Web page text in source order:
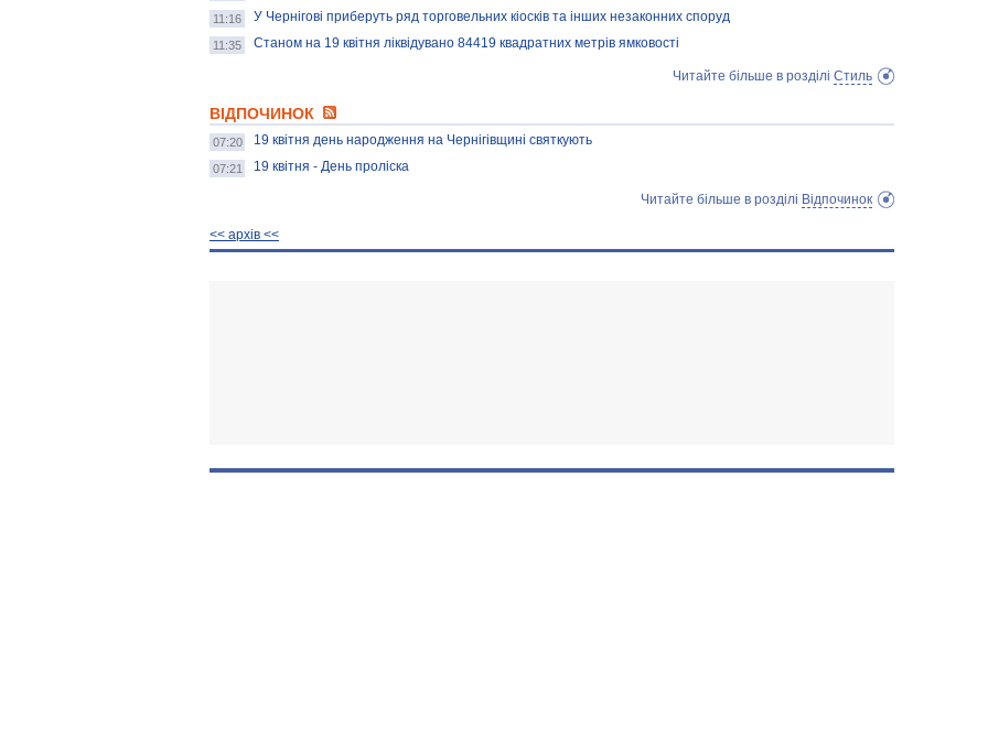
11:16 У Чернігові приберуть ряд торговельних кіосків та інших незаконних споруд
11:35 Станом на 19 квітня ліквідувано 84419 квадратних метрів ямковості
Читайте більше в розділі Стиль
ВІДПОЧИНОК
07:20 19 квітня день народження на Чернігівщині святкують
07:21 19 квітня - День проліска
Читайте більше в розділі Відпочинок
<< архiв <<